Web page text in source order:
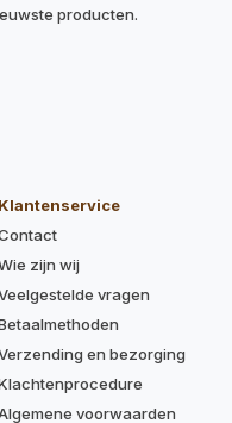
producten.
Klantenservice
zijn wij
vragen
en bezorging
voorwaarden